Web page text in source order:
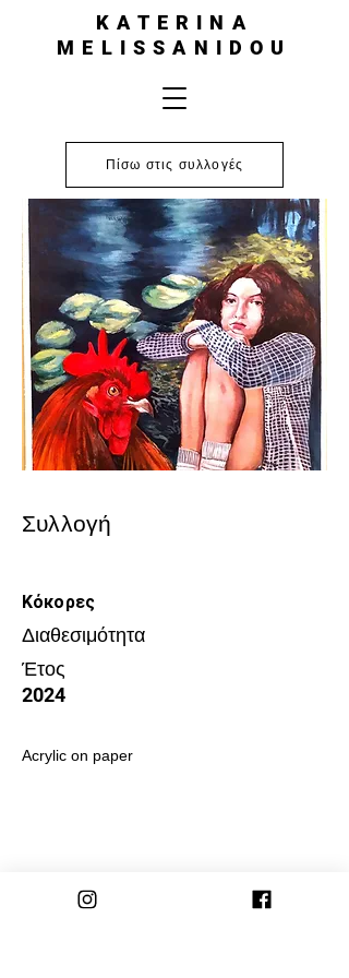
KATERINA
MELISSANIDOU
Πίσω στις συλλογές
Συλλογή
Κόκορες
Διαθεσιμότητα
Έτος
2024
Acrylic on paper